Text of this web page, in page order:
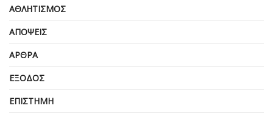
ΑΘΛΗΤΙΣΜΌΣ
ΑΠΌΨΕΙΣ
ΆΡΘΡΑ
ΈΞΟΔΟΣ
ΕΠΙΣΤΉΜΗ